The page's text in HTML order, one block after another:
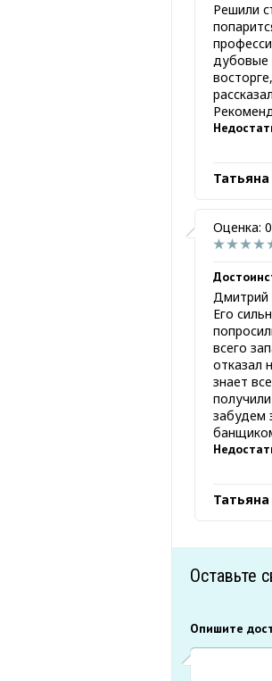
Решили
дубовые
Татьяна
Оценка:
Дмитрий
Его
всего
отказал
знает
забудем
Татьяна
Оставьте
Опишите